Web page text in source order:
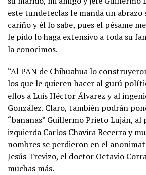
este tundeteclas le manda un
cariño y él lo sabe, pues el pésame
le pido lo haga extensivo a toda su
la conocimos.
“Al PAN de Chihuahua lo
los que le quieren hacer al gurú
ellos a Luis Héctor Álvarez y al
González. Claro, también podrán
“bananas” Guillermo Prieto Luján,
izquierda Carlos Chavira Becerra y
nombres se perdieron en el
Jesús Trevizo, el doctor Octavio
muchas más.